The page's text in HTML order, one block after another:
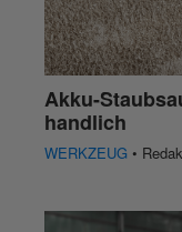
Akku-
handlich
WERKZEUG •